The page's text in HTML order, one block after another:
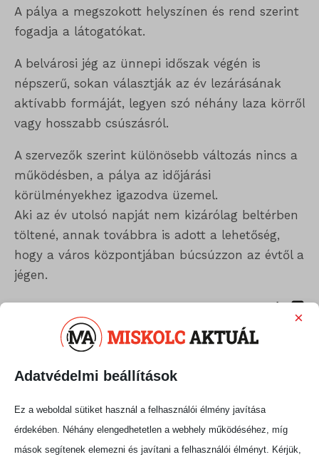
A pálya a megszokott helyszínen és rend szerint
fogadja a látogatókat.
A belvárosi jég az ünnepi időszak végén is
népszerű, sokan választják az év lezárásának
aktívabb formáját, legyen szó néhány laza körről
vagy hosszabb csúszásról.
A szervezők szerint különösebb változás nincs a
működésben, a pálya az időjárási
körülményekhez igazodva üzemel.
Aki az év utolsó napját nem kizárólag beltérben
töltené, annak továbbra is adott a lehetőség,
hogy a város központjában búcsúzzon az évtől a
jégen.
Megosztás:
Adatvédelmi beállítások
×
Ez a weboldal sütiket használ a felhasználói élmény javítása
érdekében. Néhány elengedhetetlen a webhely működéséhez, míg
mások segítenek elemezni és javítani a felhasználói élményt. Kérjük,